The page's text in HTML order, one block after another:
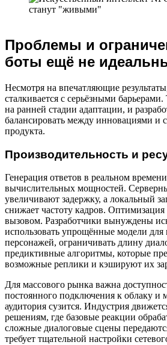
Проблемы и
боты ещё не
Несмотря на впечатляющие
сталкивается с серьёзными
на ранней стадии адаптации, и
балансировать между инновациями и
продукта.
Производительность и
Генерация ответов в реальном
вычислительных мощностей.
увеличивают задержку, а локальный
снижает частоту кадров. Оптимизация
вызовом. Разработчики вынуждены
использовать упрощённые модели для
персонажей, ограничивать длину
предиктивные алгоритмы, которые
возможные реплики и кэшируют их
Для массового рынка важна
постоянного подключения к облаку и
аудитория сузится. Индустрия
решениям, где базовые реакции
сложные диалоговые сцены
требует тщательной настройки